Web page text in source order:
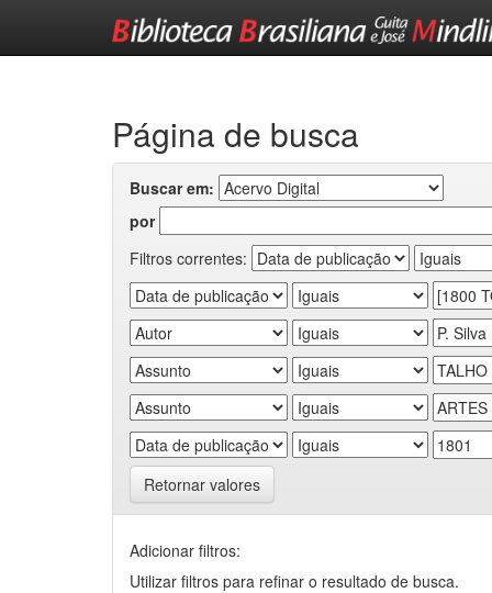
Página de busca
Buscar em:
por
Filtros correntes:
Retornar valores
Adicionar filtros:
Utilizar filtros para refinar o resultado de busca.